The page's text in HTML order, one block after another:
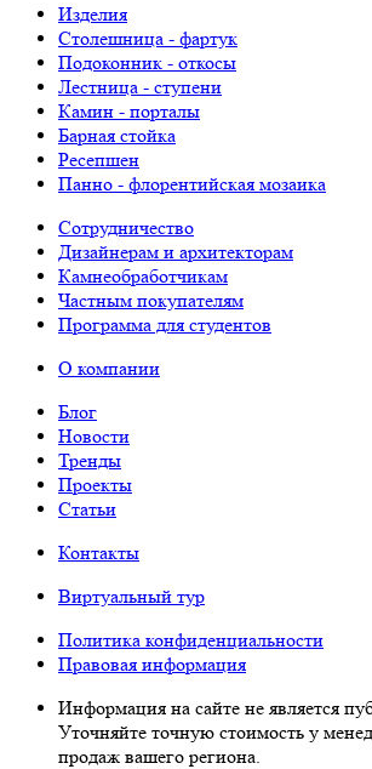
Изделия
Столешница - фартук
Подоконник - откосы
Лестница - ступени
Камин - порталы
Барная стойка
Ресепшен
Панно - флорентийская мозаика
Сотрудничество
Дизайнерам и архитекторам
Камнеобработчикам
Частным покупателям
Программа для студентов
О компании
Блог
Новости
Тренды
Проекты
Статьи
Контакты
Виртуальный тур
Политика конфиденциальности
Правовая информация
Информация на сайте не является
Уточняйте точную стоимость у
продаж вашего региона.